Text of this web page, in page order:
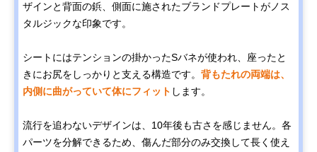
ザインと背面の鋲、側面に施されたブランドプレートがノス
タルジックな印象です。
シートにはテンションの掛かったSバネが使われ、座ったと
きにお尻をしっかりと支える構造です。 背もたれの両端は、
内側に曲がっていて体にフィット します。
流行を追わないデザインは、10年後も古さを感じません。各
パーツを分解できるため、傷んだ部分のみ交換して長く使え